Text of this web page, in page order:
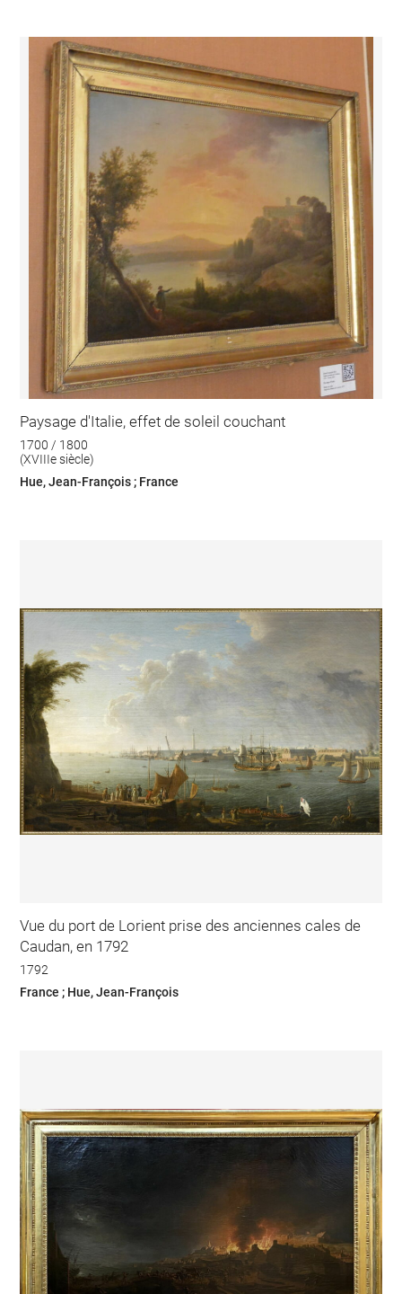
Paysage d'Italie, effet de soleil couchant
1700 / 1800
(XVIIIe siècle)
Hue, Jean-François ; France
Vue du port de Lorient prise des anciennes cales de
Caudan, en 1792
1792
France ; Hue, Jean-François